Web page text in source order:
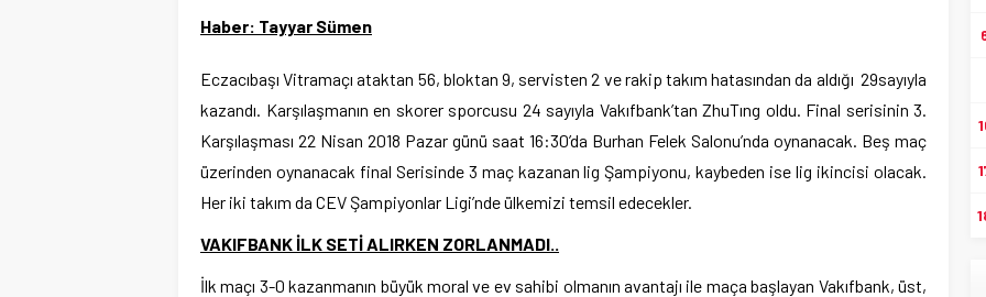
Haber: Tayyar Sümen
Eczacıbaşı Vitramaçı ataktan 56, bloktan 9, servisten 2 ve rakip takım hatasından da aldığı 29sayıyla
kazandı. Karşılaşmanın en skorer sporcusu 24 sayıyla Vakıfbank’tan ZhuTıng oldu. Final serisinin 3.
Karşılaşması 22 Nisan 2018 Pazar günü saat 16:30’da Burhan Felek Salonu’nda oynanacak. Beş maç
üzerinden oynanacak final Serisinde 3 maç kazanan lig Şampiyonu, kaybeden ise lig ikincisi olacak.
Her iki takım da CEV Şampiyonlar Ligi’nde ülkemizi temsil edecekler.
VAKIFBANK İLK SETİ ALIRKEN ZORLANMADI..
İlk maçı 3-0 kazanmanın büyük moral ve ev sahibi olmanın avantajı ile maça başlayan Vakıfbank, üst,